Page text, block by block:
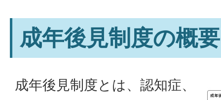
成年後見制度の概要
成年後見制度とは、認知症、